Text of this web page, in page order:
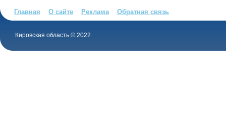
Главная О сайте Реклама Обратная связь
Кировская область © 2022